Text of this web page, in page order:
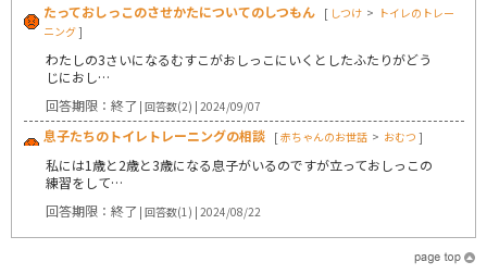
たっておしっこのさせかたについてのしつもん [ しつけ > トイレのトレー
ニング]
わたしの3さいになるむすこがおしっこにいくとしたふたりがどう
じにおし…
回答期限：終了 | 回答数(2) | 2024/09/07
息子たちのトイレトレーニングの相談 [赤ちゃんのお世話 > おむつ ]
私には1歳と2歳と3歳になる息子がいるのですが立っておしっこの
練習をして…
回答期限：終了 | 回答数(1) | 2024/08/22